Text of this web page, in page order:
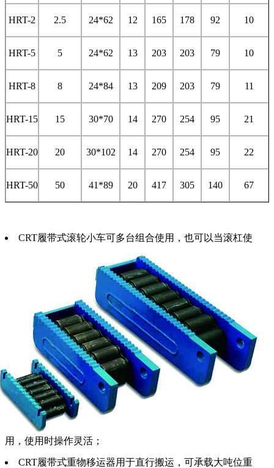
HRT-2 2.5 24*62 12 165 178 92 10
HRT-5 5 24*62 13 203 203 79 10
HRT-8 8 24*84 13 209 203 79 11
HRT-15 15 30*70 14 270 254 95 21
HRT-20 20 30*102 14 270 254 95 22
HRT-50 50 41*89 20 417 305 140 67
CRT履带式滚轮小车可多台组合使用，也可以当滚杠使
用，使用时操作灵活；
CRT履带式重物移运器用于直行搬运，可承载大吨位重